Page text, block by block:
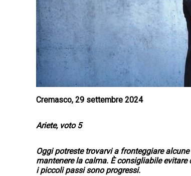
Cremasco, 29 settembre 2024
Ariete, voto 5
Oggi potreste trovarvi a fronteggiare
mantenere la calma. È consigliabile
i piccoli passi sono progressi.